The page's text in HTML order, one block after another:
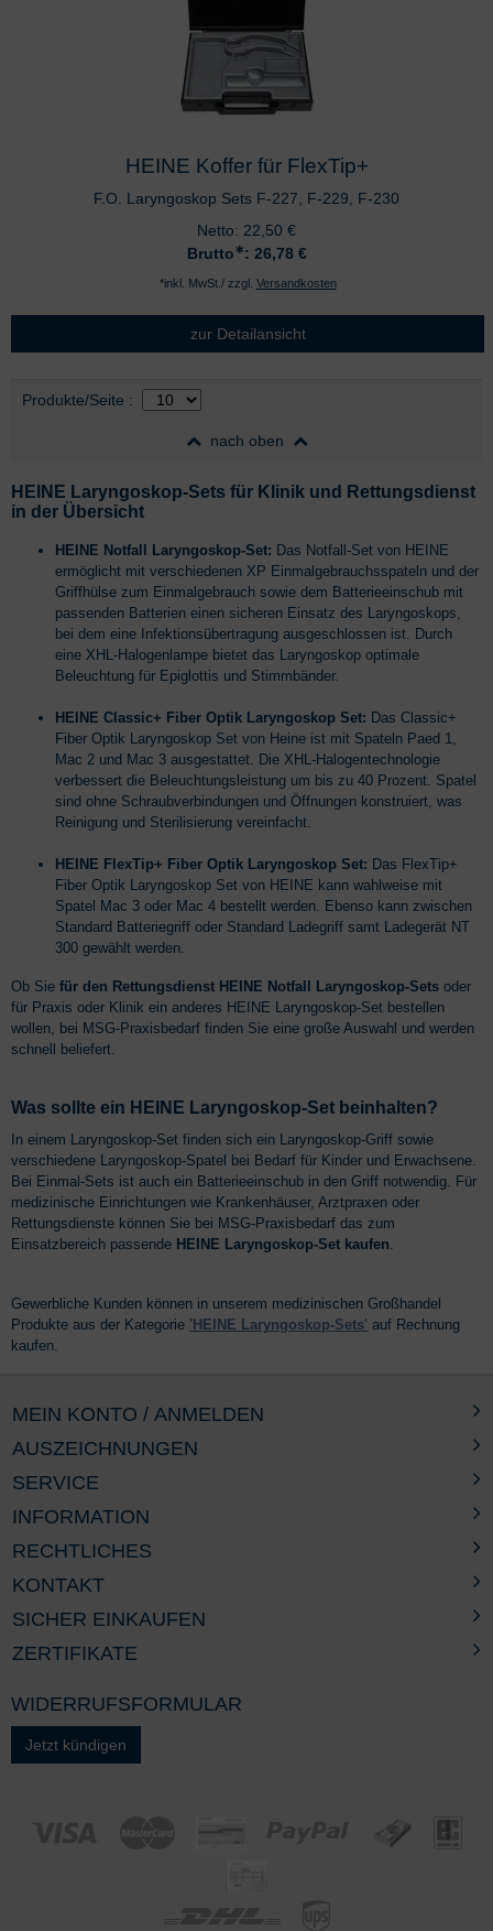
HEINE Koffer für FlexTip+
F.O. Laryngoskop Sets F-227, F-229, F-230
Netto: 22,50 €
Brutto∗: 26,78 €
*inkl. MwSt./ zzgl. Versandkosten
zur Detailansicht
Auswahl
Produkte/Seite nach Produktliste
:
nach oben
HEINE Laryngoskop-Sets für Klinik und Rettungsdienst
in der Übersicht
HEINE Notfall Laryngoskop-Set: Das Notfall-Set von HEINE
ermöglicht mit verschiedenen XP Einmalgebrauchsspateln und der
Griffhülse zum Einmalgebrauch sowie dem Batterieeinschub mit
passenden Batterien einen sicheren Einsatz des Laryngoskops,
bei dem eine Infektionsübertragung ausgeschlossen ist. Durch
eine XHL-Halogenlampe bietet das Laryngoskop optimale
Beleuchtung für Epiglottis und Stimmbänder.
HEINE Classic+ Fiber Optik Laryngoskop Set: Das Classic+
Fiber Optik Laryngoskop Set von Heine ist mit Spateln Paed 1,
Mac 2 und Mac 3 ausgestattet. Die XHL-Halogentechnologie
verbessert die Beleuchtungsleistung um bis zu 40 Prozent. Spatel
sind ohne Schraubverbindungen und Öffnungen konstruiert, was
Reinigung und Sterilisierung vereinfacht.
HEINE FlexTip+ Fiber Optik Laryngoskop Set: Das FlexTip+
Fiber Optik Laryngoskop Set von HEINE kann wahlweise mit
Spatel Mac 3 oder Mac 4 bestellt werden. Ebenso kann zwischen
Standard Batteriegriff oder Standard Ladegriff samt Ladegerät NT
300 gewählt werden.
Ob Sie für den Rettungsdienst HEINE Notfall Laryngoskop-Sets oder
für Praxis oder Klinik ein anderes HEINE Laryngoskop-Set bestellen
wollen, bei MSG-Praxisbedarf finden Sie eine große Auswahl und werden
schnell beliefert.
Was sollte ein HEINE Laryngoskop-Set beinhalten?
In einem Laryngoskop-Set finden sich ein Laryngoskop-Griff sowie
verschiedene Laryngoskop-Spatel bei Bedarf für Kinder und Erwachsene.
Bei Einmal-Sets ist auch ein Batterieeinschub in den Griff notwendig. Für
medizinische Einrichtungen wie Krankenhäuser, Arztpraxen oder
Rettungsdienste können Sie bei MSG-Praxisbedarf das zum
Einsatzbereich passende HEINE Laryngoskop-Set kaufen
Gewerbliche Kunden können in unserem medizinischen Großhandel
Produkte aus der Kategorie 'HEINE Laryngoskop-Sets' auf Rechnung
kaufen.
AUSZEICHNUNGEN
SERVICE
INFORMATION
RECHTLICHES
MEIN KONTO / ANMELDEN
KONTAKT
SICHER EINKAUFEN
ZERTIFIKATE
WIDERRUFSFORMULAR
Jetzt kündigen